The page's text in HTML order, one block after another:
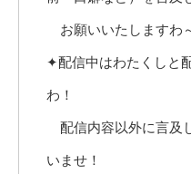
お願いいたしますわ
✦配信中はわたくしと
わ！
配信内容以外に言及
いませ！